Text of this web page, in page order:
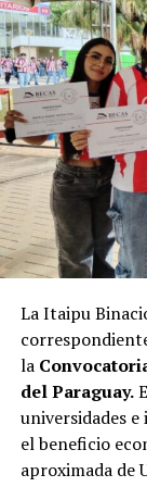
adultos, lo que
dependencia a
Situación en
Datos
consumo de
estudiantes de
consume
cada 10
vapes.
Así también,
tabaco en sus
estuvieron
públicos
actuales
La Itaipu
la
del Paraguay.
universidades
el beneficio
aproximada de